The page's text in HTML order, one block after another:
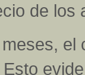
de los